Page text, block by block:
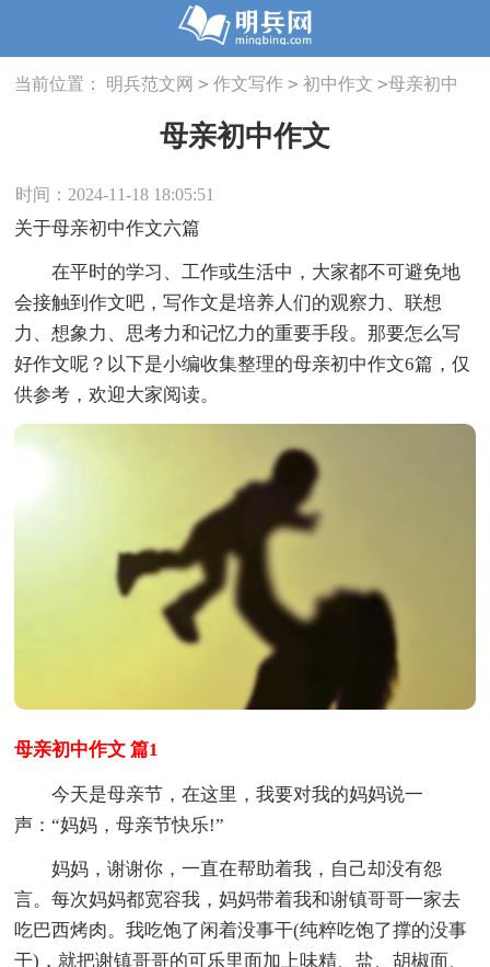
当前位置： 明兵范文网 > 作文写作 > 初中作文 >母亲初中
母亲初中作文
时间：2024-11-18 18:05:51
关于母亲初中作文六篇
在平时的学习、工作或生活中，大家都不可避免地
会接触到作文吧，写作文是培养人们的观察力、联想
力、想象力、思考力和记忆力的重要手段。那要怎么写
好作文呢？以下是小编收集整理的母亲初中作文6篇，仅
供参考，欢迎大家阅读。
母亲初中作文 篇1
今天是母亲节，在这里，我要对我的妈妈说一
声：“妈妈，母亲节快乐!”
妈妈，谢谢你，一直在帮助着我，自己却没有怨
言。每次妈妈都宽容我，妈妈带着我和谢镇哥哥一家去
吃巴西烤肉。我吃饱了闲着没事干(纯粹吃饱了撑的没事
干)，就把谢镇哥哥的可乐里面加上味精、盐、胡椒面、